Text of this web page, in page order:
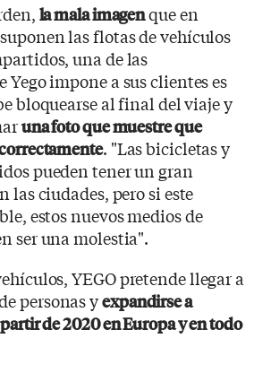
la mala imagenque en
las flotas de vehículos
una de las
Yego impone a sus clientes es
bloquearse al final del viaje y
una foto que muestre que
. "Las bicicletas y
pueden tener un gran
las ciudades, pero si este
estos nuevos medios de
ser una molestia".
YEGO pretende llegar a
personas yexpandirse a
de 2020 en Europa y en todo